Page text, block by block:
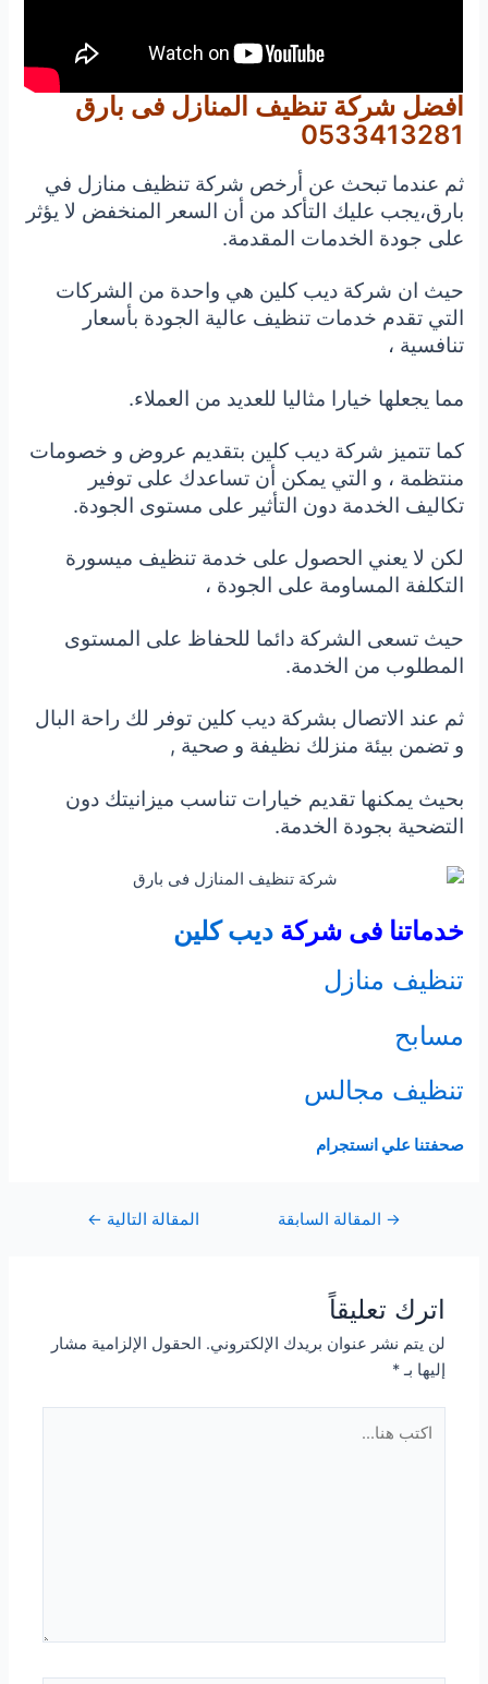
افضل شركة تنظيف المنازل فى بارق
0533413281
ثم عندما تبحث عن أرخص شركة تنظيف منازل في
بارق،يجب عليك التأكد من أن السعر المنخفض لا يؤثر
على جودة الخدمات المقدمة.
حيث ان شركة ديب كلين هي واحدة من الشركات
التي تقدم خدمات تنظيف عالية الجودة بأسعار
تنافسية ،
مما يجعلها خيارا مثاليا للعديد من العملاء.
كما تتميز شركة ديب كلين بتقديم عروض و خصومات
منتظمة ، و التي يمكن أن تساعدك على توفير
تكاليف الخدمة دون التأثير على مستوى الجودة.
لكن لا يعني الحصول على خدمة تنظيف ميسورة
التكلفة المساومة على الجودة ،
حيث تسعى الشركة دائما للحفاظ على المستوى
المطلوب من الخدمة.
ثم عند الاتصال بشركة ديب كلين توفر لك راحة البال
و تضمن بيئة منزلك نظيفة و صحية ,
بحيث يمكنها تقديم خيارات تناسب ميزانيتك دون
التضحية بجودة الخدمة.
خدماتنا فى شركةديب كلين
تنظيف منازل
مسابح
تنظيف مجالس
صحفتنا علي انستجرام
Post
→ المقالة السابقة المقالة التالية ←
اترك تعليقاً
لن يتم نشر عنوان بريدك الإلكتروني. الحقول الإلزامية مشار
إليها بـ*
هنا...